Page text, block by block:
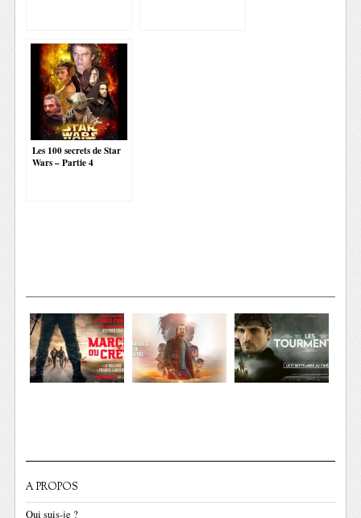
Les 100 secrets de Star
Wars – Partie 4
A PROPOS
Qui suis-je ?